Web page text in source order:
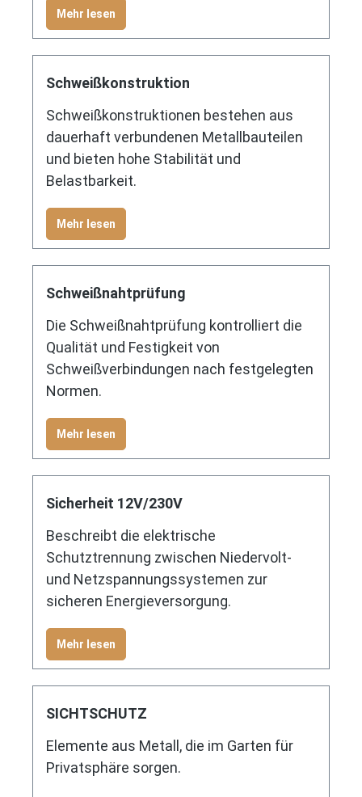
Mehr lesen
Schweißkonstruktion
Schweißkonstruktionen bestehen aus
dauerhaft verbundenen Metallbauteilen
und bieten hohe Stabilität und
Belastbarkeit.
Mehr lesen
Schweißnahtprüfung
Die Schweißnahtprüfung kontrolliert die
Qualität und Festigkeit von
Schweißverbindungen nach festgelegten
Normen.
Mehr lesen
Sicherheit 12V/230V
Beschreibt die elektrische
Schutztrennung zwischen Niedervolt-
und Netzspannungssystemen zur
sicheren Energieversorgung.
Mehr lesen
SICHTSCHUTZ
Elemente aus Metall, die im Garten für
Privatsphäre sorgen.